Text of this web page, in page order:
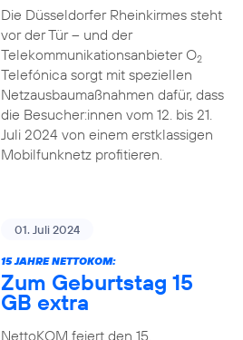
Die Düsseldorfer Rheinkirmes steht
vor der Tür – und der
Telekommunikationsanbieter O2
Telefónica sorgt mit speziellen
Netzausbaumaßnahmen dafür, dass
die Besucher:innen vom 12. bis 21.
Juli 2024 von einem erstklassigen
Mobilfunknetz profitieren.
01. Juli 2024
15 JAHRE NETTOKOM:
Zum Geburtstag 15
GB extra
NettoKOM feiert den 15.